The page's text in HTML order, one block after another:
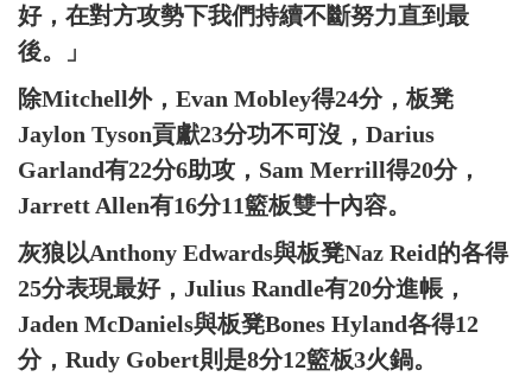
好，在對方攻勢下我們持續不斷努力直到最
後。」
除Mitchell外，Evan Mobley得24分，板凳
Jaylon Tyson貢獻23分功不可沒，Darius
Garland有22分6助攻，Sam Merrill得20分，
Jarrett Allen有16分11籃板雙十內容。
灰狼以Anthony Edwards與板凳Naz Reid的各得
25分表現最好，Julius Randle有20分進帳，
Jaden McDaniels與板凳Bones Hyland各得12
分，Rudy Gobert則是8分12籃板3火鍋。